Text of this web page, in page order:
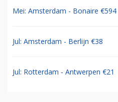
Mei: Amsterdam - Bonaire €594
Jul: Amsterdam - Berlijn €38
Jul: Rotterdam - Antwerpen €21